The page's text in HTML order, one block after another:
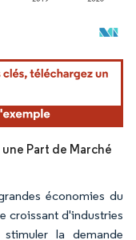
une attribution sous CC BY
Part de Marché
économies du
croissant d'industries
la demande